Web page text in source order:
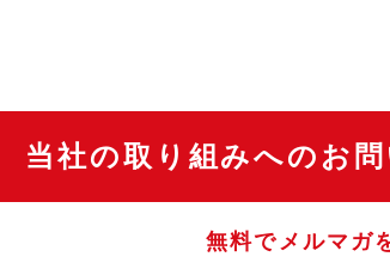
当社の取り組みへのお
無料でメルマガ